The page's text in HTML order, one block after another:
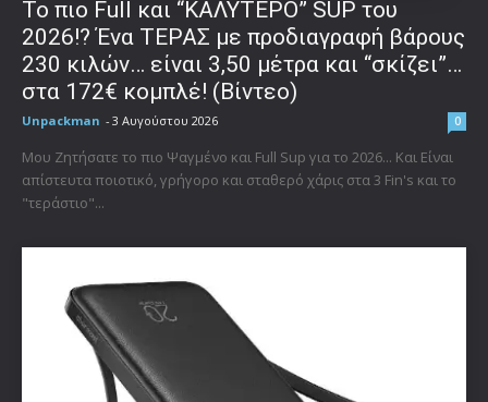
To πιο Full και “ΚΑΛΥΤΕΡΟ” SUP του
2026!? Ένα ΤΕΡΑΣ με προδιαγραφή βάρους
230 κιλών… είναι 3,50 μέτρα και “σκίζει”…
στα 172€ κομπλέ! (Βίντεο)
Unpackman - 3 Αυγούστου 2026 0
Μου Ζητήσατε το πιο Ψαγμένο και Full Sup για το 2026... Και Είναι
απίστευτα ποιοτικό, γρήγορο και σταθερό χάρις στα 3 Fin's και το
"τεράστιο"...